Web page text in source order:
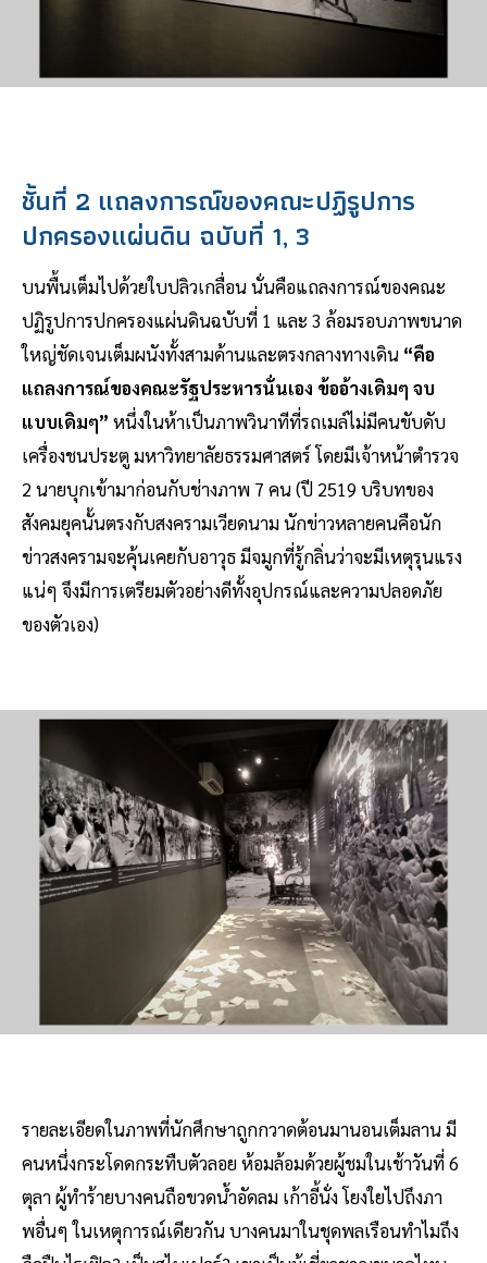
ชั้นที่ 2 แถลงการณ์ของคณะปฏิรูปการ
ปกครองแผ่นดิน ฉบับที่ 1, 3
บนพื้นเต็มไปด้วยใบปลิวเกลื่อน นั่นคือแถลงการณ์ของคณะ
ปฏิรูปการปกครองแผ่นดินฉบับที่ 1 และ 3 ล้อมรอบภาพขนาด
ใหญ่ชัดเจนเต็มผนังทั้งสามด้านและตรงกลางทางเดิน “คือ
แถลงการณ์ของคณะรัฐประหารนั่นเอง ข้ออ้างเดิมๆ จบ
แบบเดิมๆ” หนึ่งในห้าเป็นภาพวินาทีที่รถเมล์ไม่มีคนขับดับ
เครื่องชนประตู มหาวิทยาลัยธรรมศาสตร์ โดยมีเจ้าหน้าตำรวจ
2 นายบุกเข้ามาก่อนกับช่างภาพ 7 คน (ปี 2519 บริบทของ
สังคมยุคนั้นตรงกับสงครามเวียดนาม นักข่าวหลายคนคือนัก
ข่าวสงครามจะคุ้นเคยกับอาวุธ มีจมูกที่รู้กลิ่นว่าจะมีเหตุรุนแรง
แน่ๆ จึงมีการเตรียมตัวอย่างดีทั้งอุปกรณ์และความปลอดภัย
ของตัวเอง)
รายละเอียดในภาพที่นักศึกษาถูกกวาดต้อนมานอนเต็มลาน มี
คนหนึ่งกระโดดกระทืบตัวลอย ห้อมล้อมด้วยผู้ชมในเช้าวันที่ 6
ตุลา ผู้ทำร้ายบางคนถือขวดน้ำอัดลม เก้าอี้นั่ง โยงใยไปถึงภา
พอื่นๆ ในเหตุการณ์เดียวกัน บางคนมาในชุดพลเรือนทำไมถึง